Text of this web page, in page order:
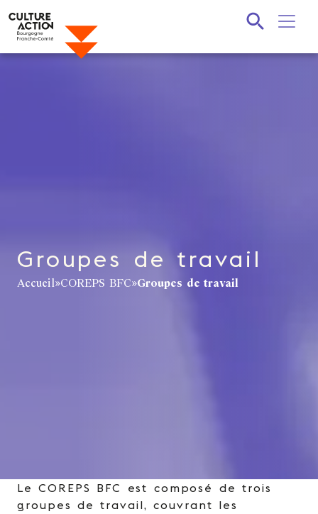
Groupes de travail
Accueil»COREPS BFC»Groupes de travail
Le COREPS BFC est composé de trois
groupes de travail, couvrant les